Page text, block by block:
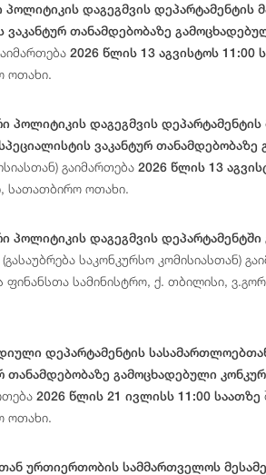
დაგეგმვის დეპარტამენტის
თანამდებობაზე
2026 წლის 13 აგვისტოს 11:00
ოთახი.
პოლიტიკის დაგეგმვის
ვაკანტურ თანამდებობაზე
გაიმართება 2026 წლის 13
სათათბირო ოთახი.
პოლიტიკის დაგეგმვის დეპარტამენტში
საკონკურსო კომისიასთან)
ფინანსთა სამინისტრო, ქ. თბილისი,
დეპარტამენტის
თანამდებობაზე გამოცხადებული
2026 წლის 21 ივლისს 11:00 საათზე
ოთახი.
ურთიერთობის სამმართველოს მესამე